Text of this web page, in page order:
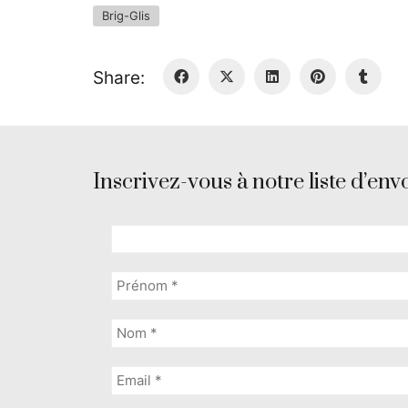
Brig-Glis
Share:
Inscrivez-vous à notre liste